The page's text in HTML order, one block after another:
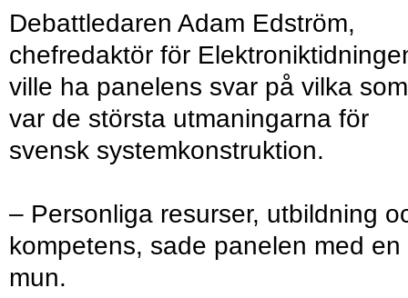
Debattledaren Adam Edström,
chefredaktör för
ville ha panelens svar på vilka som
var de största utmaningarna för
svensk systemkonstruktion.
– Personliga resurser, utbildning
kompetens, sade panelen med en
mun.